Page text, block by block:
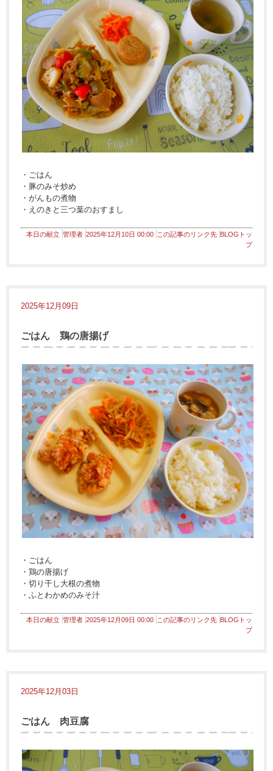
・ごはん
・豚のみそ炒め
・がんもの煮物
・えのきと三つ葉のおすまし
本日の献立 管理者 2025年12月10日 00:00 この記事のリンク先 BLOGトッ
プ
2025年12月09日
ごはん 鶏の唐揚げ
・ごはん
・鶏の唐揚げ
・切り干し大根の煮物
・ふとわかめのみそ汁
本日の献立 管理者 2025年12月09日 00:00 この記事のリンク先 BLOGトッ
プ
2025年12月03日
ごはん 肉豆腐